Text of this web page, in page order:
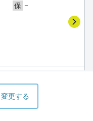
保 －
円)
更する